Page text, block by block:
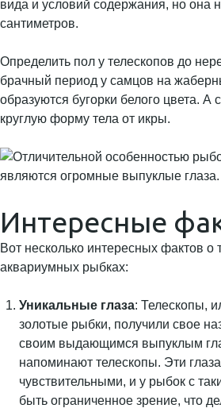
вида и условий содержания, но она
сантиметров.
Определить пол у телескопов до
брачный период у самцов на
образуются бугорки белого цвета. А
круглую форму тела от икры.
Интересные
Вот несколько интересных фактов о
аквариумных рыбках:
Уникальные глаза: Телескопы,
золотые рыбки, получили свое
своим выдающимся выпуклым
напоминают телескопы. Эти
чувствительными, и у рыбок с
быть ограниченное зрение, что